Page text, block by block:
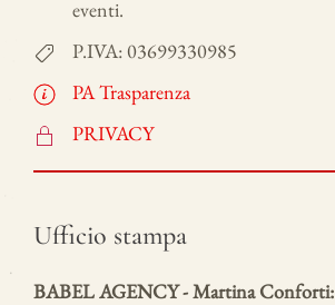
eventi.
P.IVA: 03699330985
PA Trasparenza
PRIVACY
Ufficio stampa
BABEL AGENCY - Martina Conforti: